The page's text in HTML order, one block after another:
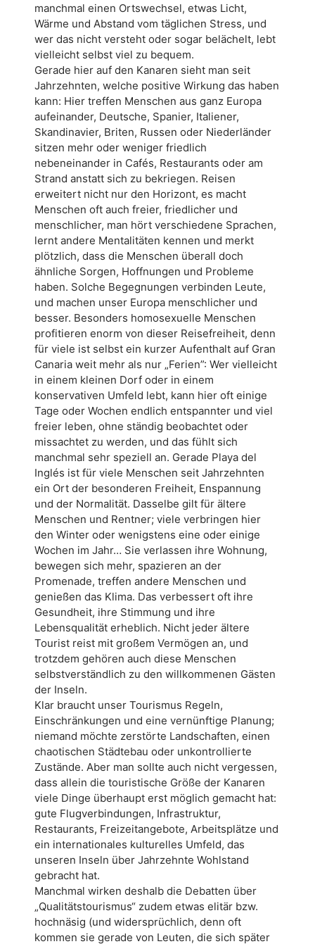
manchmal einen Ortswechsel, etwas Licht,
Wärme und Abstand vom täglichen Stress, und
wer das nicht versteht oder sogar belächelt, lebt
vielleicht selbst viel zu bequem.
Gerade hier auf den Kanaren sieht man seit
Jahrzehnten, welche positive Wirkung das haben
kann: Hier treffen Menschen aus ganz Europa
aufeinander, Deutsche, Spanier, Italiener,
Skandinavier, Briten, Russen oder Niederländer
sitzen mehr oder weniger friedlich
nebeneinander in Cafés, Restaurants oder am
Strand anstatt sich zu bekriegen. Reisen
erweitert nicht nur den Horizont, es macht
Menschen oft auch freier, friedlicher und
menschlicher, man hört verschiedene Sprachen,
lernt andere Mentalitäten kennen und merkt
plötzlich, dass die Menschen überall doch
ähnliche Sorgen, Hoffnungen und Probleme
haben. Solche Begegnungen verbinden Leute,
und machen unser Europa menschlicher und
besser. Besonders homosexuelle Menschen
profitieren enorm von dieser Reisefreiheit, denn
für viele ist selbst ein kurzer Aufenthalt auf Gran
Canaria weit mehr als nur „Ferien”: Wer vielleicht
in einem kleinen Dorf oder in einem
konservativen Umfeld lebt, kann hier oft einige
Tage oder Wochen endlich entspannter und viel
freier leben, ohne ständig beobachtet oder
missachtet zu werden, und das fühlt sich
manchmal sehr speziell an. Gerade Playa del
Inglés ist für viele Menschen seit Jahrzehnten
ein Ort der besonderen Freiheit, Enspannung
und der Normalität. Dasselbe gilt für ältere
Menschen und Rentner; viele verbringen hier
den Winter oder wenigstens eine oder einige
Wochen im Jahr… Sie verlassen ihre Wohnung,
bewegen sich mehr, spazieren an der
Promenade, treffen andere Menschen und
genießen das Klima. Das verbessert oft ihre
Gesundheit, ihre Stimmung und ihre
Lebensqualität erheblich. Nicht jeder ältere
Tourist reist mit großem Vermögen an, und
trotzdem gehören auch diese Menschen
selbstverständlich zu den willkommenen Gästen
der Inseln.
Klar braucht unser Tourismus Regeln,
Einschränkungen und eine vernünftige Planung;
niemand möchte zerstörte Landschaften, einen
chaotischen Städtebau oder unkontrollierte
Zustände. Aber man sollte auch nicht vergessen,
dass allein die touristische Größe der Kanaren
viele Dinge überhaupt erst möglich gemacht hat:
gute Flugverbindungen, Infrastruktur,
Restaurants, Freizeitangebote, Arbeitsplätze und
ein internationales kulturelles Umfeld, das
unseren Inseln über Jahrzehnte Wohlstand
gebracht hat.
Manchmal wirken deshalb die Debatten über
„Qualitätstourismus“ zudem etwas elitär bzw.
hochnäsig (und widersprüchlich, denn oft
kommen sie gerade von Leuten, die sich später